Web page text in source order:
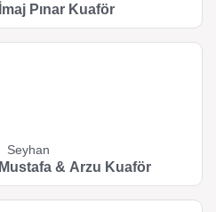
İmaj Pınar Kuaför
Seyhan
Mustafa & Arzu Kuaför